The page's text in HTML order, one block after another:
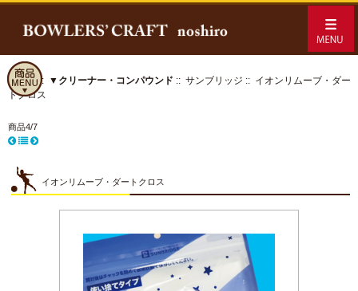
ホーム:: ▼クリーナー・コンパウンド :: サンブリッジ :: イオンリムーブ・ダー
トクロス
商品4/7
イオンリムーブ・ダートクロス